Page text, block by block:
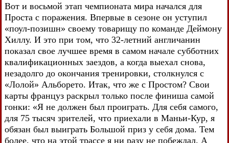
Вот и восьмой этап чемпионата мира начался для
Проста с поражения. Впервые в сезоне он уступил
«поул-позишн» своему товарищу по команде Деймону
Хиллу. И это при том, что 32-летний англичанин
показал свое лучшее время в самом начале субботних
квалификационных заездов, а когда выехал снова,
незадолго до окончания тренировки, столкнулся с
«Лолой» Альборето. Итак, что же с Простом? Свои
карты француз раскрыл только после финиша самой
гонки: «Я не должен был проиграть. Для себя самого,
для 75 тысяч зрителей, что приехали в Маньи-Кур, я
обязан был выиграть Большой приз у себя дома. Тем
более, что на этой трассе я ни разу не побеждал. А